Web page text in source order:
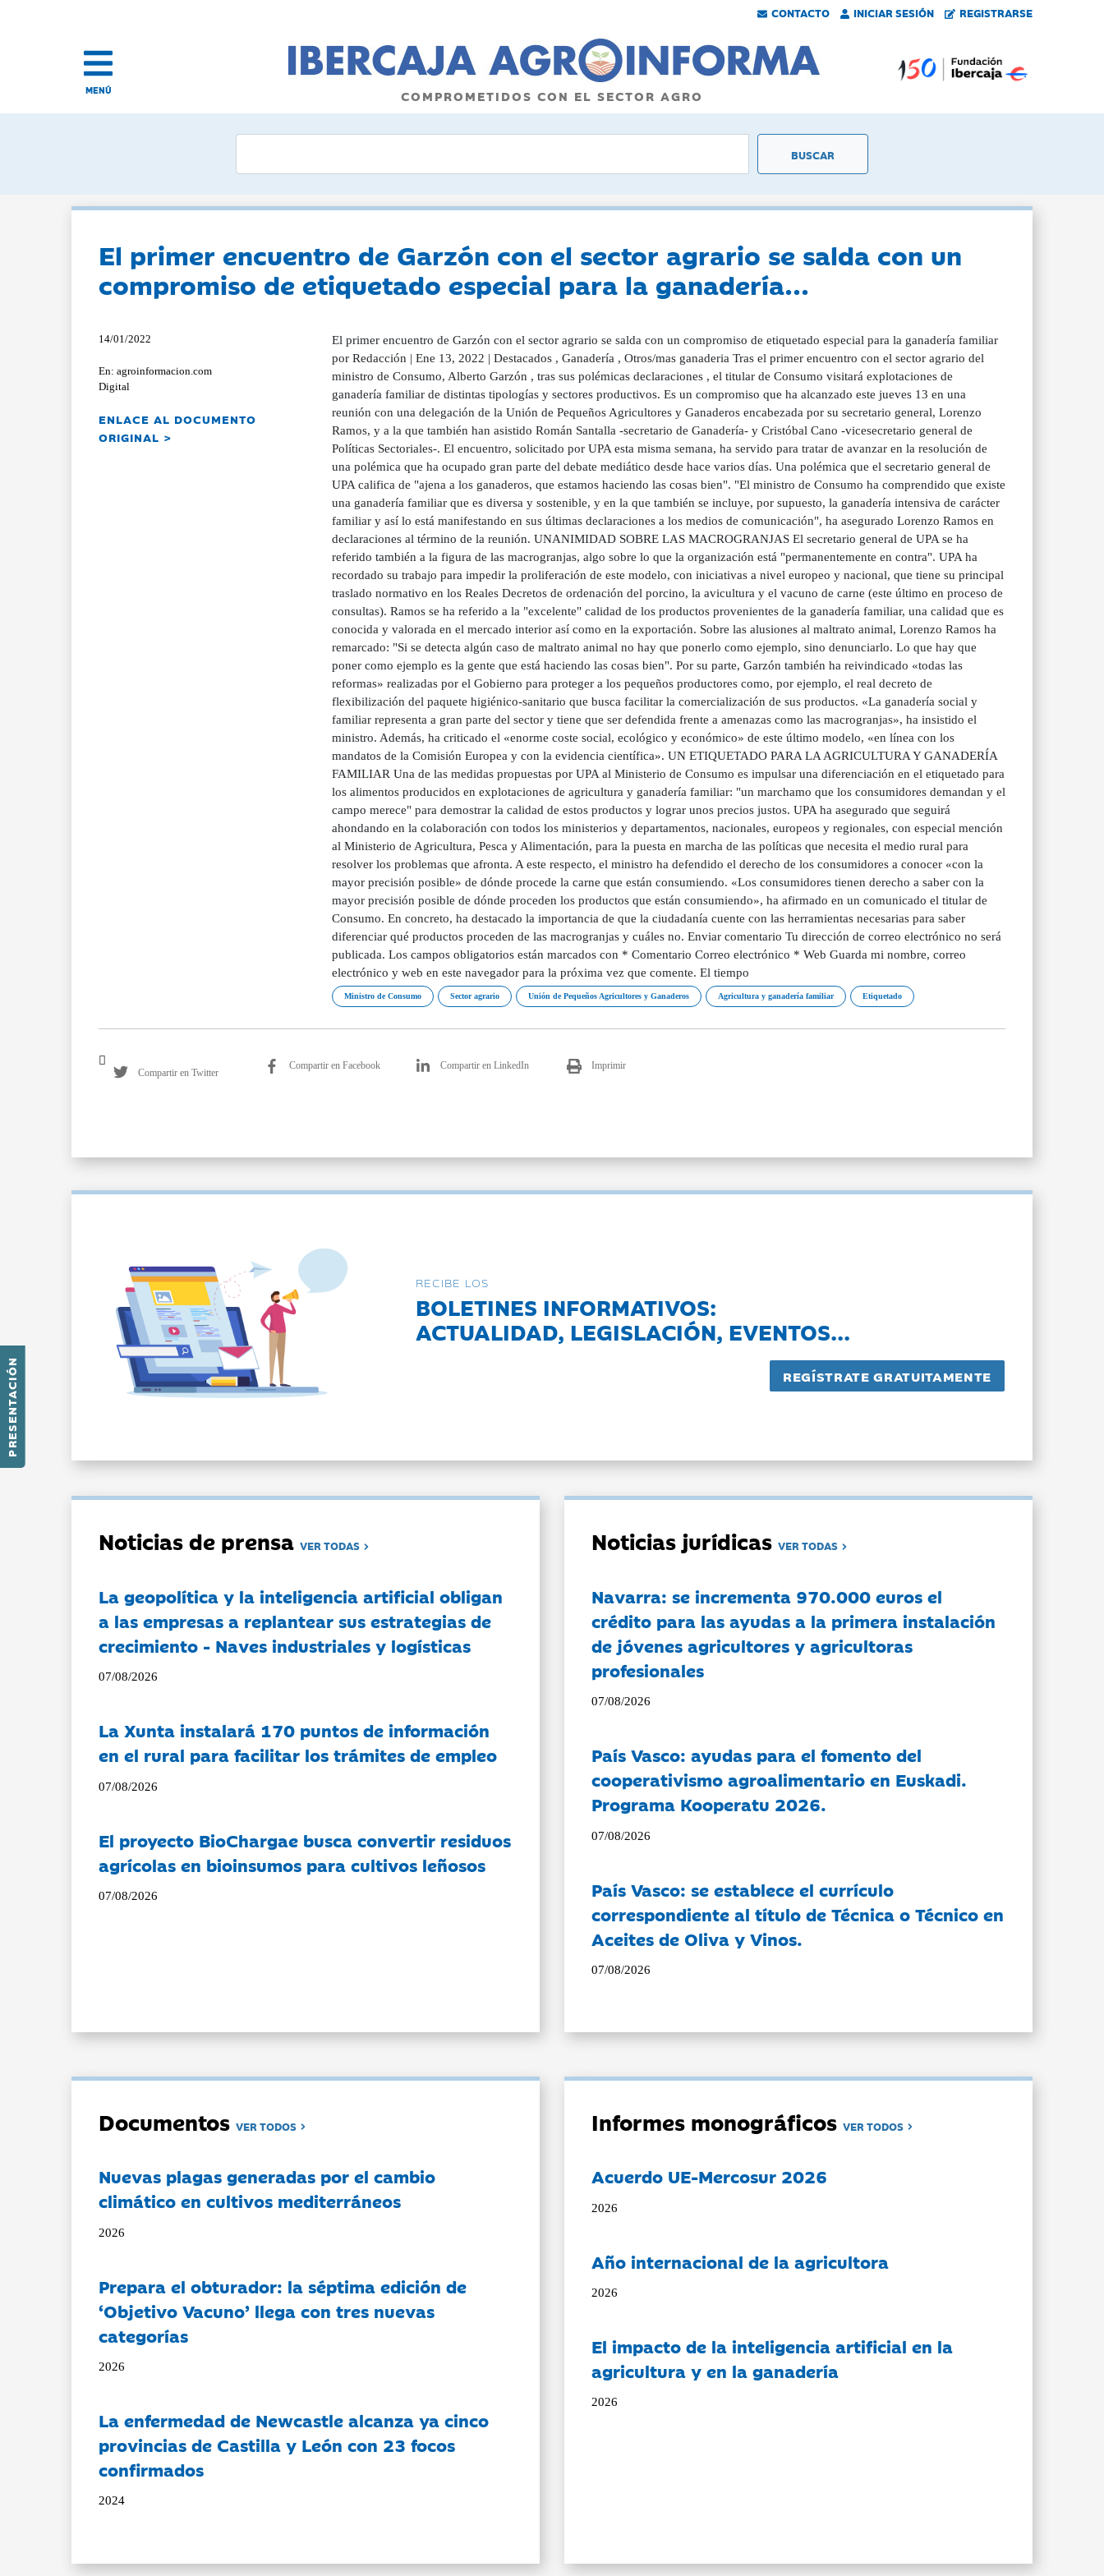
CONTACTO INICIAR SESIÓN REGISTRARSE
PRESENTACIÓN
MENÚ COMPROMETIDOS CON EL SECTOR AGRO
El primer encuentro de Garzón con el sector agrario se salda con un
compromiso de etiquetado especial para la ganadería...
14/01/2022
En: agroinformacion.com
Digital
ENLACE AL DOCUMENTO
ORIGINAL >
El primer encuentro de Garzón con el sector agrario se salda con un compromiso de etiquetado especial para la ganadería familiar
por Redacción | Ene 13, 2022 | Destacados , Ganadería , Otros/mas ganaderia Tras el primer encuentro con el sector agrario del
ministro de Consumo, Alberto Garzón , tras sus polémicas declaraciones , el titular de Consumo visitará explotaciones de
ganadería familiar de distintas tipologías y sectores productivos. Es un compromiso que ha alcanzado este jueves 13 en una
reunión con una delegación de la Unión de Pequeños Agricultores y Ganaderos encabezada por su secretario general, Lorenzo
Ramos, y a la que también han asistido Román Santalla -secretario de Ganadería- y Cristóbal Cano -vicesecretario general de
Políticas Sectoriales-. El encuentro, solicitado por UPA esta misma semana, ha servido para tratar de avanzar en la resolución de
una polémica que ha ocupado gran parte del debate mediático desde hace varios días. Una polémica que el secretario general de
UPA califica de "ajena a los ganaderos, que estamos haciendo las cosas bien". "El ministro de Consumo ha comprendido que existe
una ganadería familiar que es diversa y sostenible, y en la que también se incluye, por supuesto, la ganadería intensiva de carácter
familiar y así lo está manifestando en sus últimas declaraciones a los medios de comunicación", ha asegurado Lorenzo Ramos en
declaraciones al término de la reunión. UNANIMIDAD SOBRE LAS MACROGRANJAS El secretario general de UPA se ha
referido también a la figura de las macrogranjas, algo sobre lo que la organización está "permanentemente en contra". UPA ha
recordado su trabajo para impedir la proliferación de este modelo, con iniciativas a nivel europeo y nacional, que tiene su principal
traslado normativo en los Reales Decretos de ordenación del porcino, la avicultura y el vacuno de carne (este último en proceso de
consultas). Ramos se ha referido a la "excelente" calidad de los productos provenientes de la ganadería familiar, una calidad que es
conocida y valorada en el mercado interior así como en la exportación. Sobre las alusiones al maltrato animal, Lorenzo Ramos ha
remarcado: "Si se detecta algún caso de maltrato animal no hay que ponerlo como ejemplo, sino denunciarlo. Lo que hay que
poner como ejemplo es la gente que está haciendo las cosas bien". Por su parte, Garzón también ha reivindicado «todas las
reformas» realizadas por el Gobierno para proteger a los pequeños productores como, por ejemplo, el real decreto de
flexibilización del paquete higiénico-sanitario que busca facilitar la comercialización de sus productos. «La ganadería social y
familiar representa a gran parte del sector y tiene que ser defendida frente a amenazas como las macrogranjas», ha insistido el
ministro. Además, ha criticado el «enorme coste social, ecológico y económico» de este último modelo, «en línea con los
mandatos de la Comisión Europea y con la evidencia científica». UN ETIQUETADO PARA LA AGRICULTURA Y GANADERÍA
FAMILIAR Una de las medidas propuestas por UPA al Ministerio de Consumo es impulsar una diferenciación en el etiquetado para
los alimentos producidos en explotaciones de agricultura y ganadería familiar: "un marchamo que los consumidores demandan y el
campo merece" para demostrar la calidad de estos productos y lograr unos precios justos. UPA ha asegurado que seguirá
ahondando en la colaboración con todos los ministerios y departamentos, nacionales, europeos y regionales, con especial mención
al Ministerio de Agricultura, Pesca y Alimentación, para la puesta en marcha de las políticas que necesita el medio rural para
resolver los problemas que afronta. A este respecto, el ministro ha defendido el derecho de los consumidores a conocer «con la
mayor precisión posible» de dónde procede la carne que están consumiendo. «Los consumidores tienen derecho a saber con la
mayor precisión posible de dónde proceden los productos que están consumiendo», ha afirmado en un comunicado el titular de
Consumo. En concreto, ha destacado la importancia de que la ciudadanía cuente con las herramientas necesarias para saber
diferenciar qué productos proceden de las macrogranjas y cuáles no. Enviar comentario Tu dirección de correo electrónico no será
publicada. Los campos obligatorios están marcados con * Comentario Correo electrónico * Web Guarda mi nombre, correo
electrónico y web en este navegador para la próxima vez que comente. El tiempo
Ministro de Consumo Sector agrario Unión de Pequeños Agricultores y Ganaderos Agricultura y ganadería familiar Etiquetado
Compartir en Twitter
Compartir en Facebook Compartir en LinkedIn Imprimir
RECIBE LOS
BOLETINES INFORMATIVOS:
ACTUALIDAD, LEGISLACIÓN, EVENTOS...
Noticias de prensaVER TODAS
La geopolítica y la inteligencia artificial obligan
a las empresas a replantear sus estrategias de
crecimiento - Naves industriales y logísticas
07/08/2026
La Xunta instalará 170 puntos de información
en el rural para facilitar los trámites de empleo
07/08/2026
El proyecto BioChargae busca convertir residuos
agrícolas en bioinsumos para cultivos leñosos
07/08/2026
Noticias jurídicasVER TODAS
Navarra: se incrementa 970.000 euros el
crédito para las ayudas a la primera instalación
de jóvenes agricultores y agricultoras
profesionales
07/08/2026
País Vasco: ayudas para el fomento del
cooperativismo agroalimentario en Euskadi.
Programa Kooperatu 2026.
07/08/2026
País Vasco: se establece el currículo
correspondiente al título de Técnica o Técnico en
Aceites de Oliva y Vinos.
07/08/2026
DocumentosVER TODOS
Nuevas plagas generadas por el cambio
climático en cultivos mediterráneos
2026
Prepara el obturador: la séptima edición de
‘Objetivo Vacuno’ llega con tres nuevas
categorías
2026
La enfermedad de Newcastle alcanza ya cinco
provincias de Castilla y León con 23 focos
confirmados
2024
Informes monográficosVER TODOS
Acuerdo UE-Mercosur 2026
2026
Año internacional de la agricultora
2026
El impacto de la inteligencia artificial en la
agricultura y en la ganadería
2026